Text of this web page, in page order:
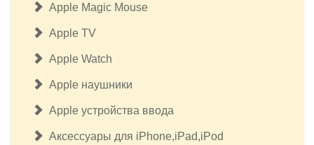
Apple Magic Mouse
Apple TV
Apple Watch
Apple наушники
Apple устройства ввода
Аксессуары для iPhone,iPad,iPod